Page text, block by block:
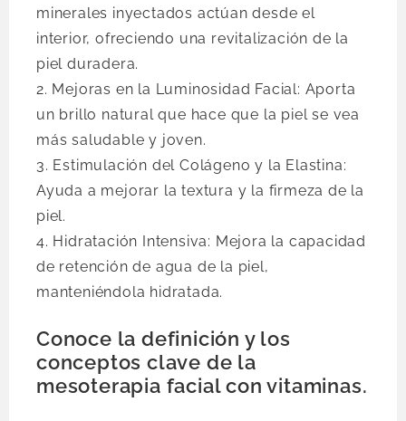
minerales inyectados actúan desde el
interior, ofreciendo una revitalización de la
piel duradera.
2. Mejoras en la Luminosidad Facial: Aporta
un brillo natural que hace que la piel se vea
más saludable y joven.
3. Estimulación del Colágeno y la Elastina:
Ayuda a mejorar la textura y la firmeza de la
piel.
4. Hidratación Intensiva: Mejora la capacidad
de retención de agua de la piel,
manteniéndola hidratada.
Conoce la definición y los
conceptos clave de la
mesoterapia facial con vitaminas.